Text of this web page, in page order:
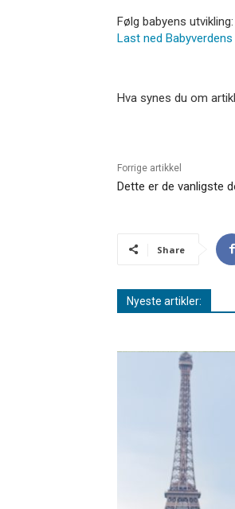
Følg babyens utvikling:
Last ned
Hva synes du om
Forrige artikkel
Dette er de vanligste
Share
Nyeste artikler: